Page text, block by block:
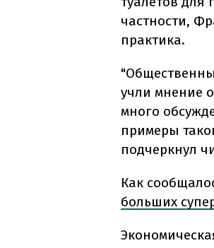
частности,
практика.
учли мнение
много
примеры
подчеркнул
Как
больших